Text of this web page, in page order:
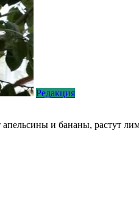
Редакция
и бананы, растут